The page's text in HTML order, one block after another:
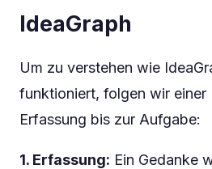
IdeaGraph
Um zu verstehen wie
funktioniert, folgen wir einer
Erfassung bis zur Aufgabe:
1. Erfassung: Ein Gedanke